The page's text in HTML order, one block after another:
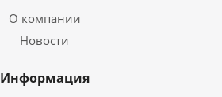
О компании
Новости
Информация